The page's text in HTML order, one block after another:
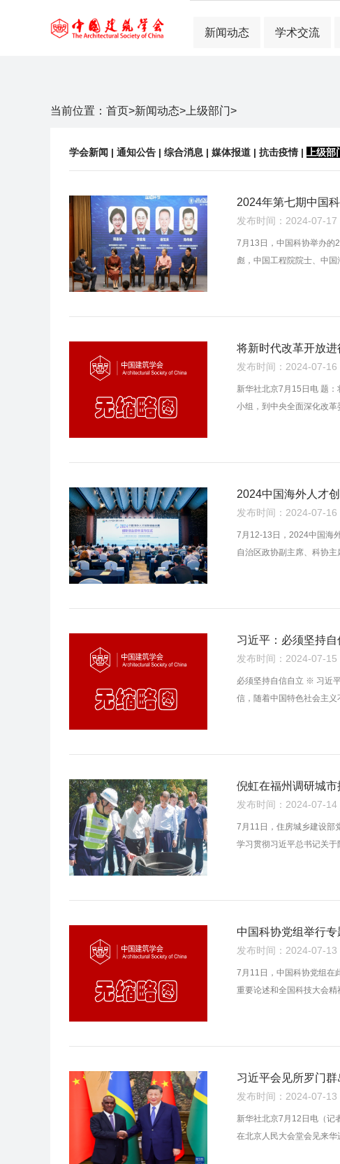
新闻动态 学术交流
当前位置： 首页>新闻动态> 上级部门>
学会新闻 | 通知公告 | 综合消息 | 媒体报道 | 抗击疫情| 上级部
2024年第七期中国
发布时间：2024-07-17
7月13日，中国科协举办的
彪，中国工程院院士、中
将新时代改革开放
发布时间：2024-07-16
新华社北京7月15日电 题
小组，到中央全面深化改
2024中国海外人才
发布时间：2024-07-16
7月12-13日，2024中国海
自治区政协副主席、科协
习近平：必须坚持自
发布时间：2024-07-15
必须坚持自信自立 ※ 习近
信，随着中国特色社会主
倪虹在福州调研城
发布时间：2024-07-14
7月11日，住房城乡建设部
学习贯彻习近平总书记关
中国科协党组举行
发布时间：2024-07-13
7月11日，中国科协党组在
重要论述和全国科技大会
习近平会见所罗门
发布时间：2024-07-13
新华社北京7月12日电（记
在北京人民大会堂会见来